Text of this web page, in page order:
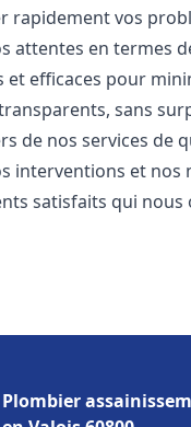
rapidement vos
attentes en termes
efficaces pour
sans
de nos services de
interventions et nos
satisfaits qui nous
Plombier